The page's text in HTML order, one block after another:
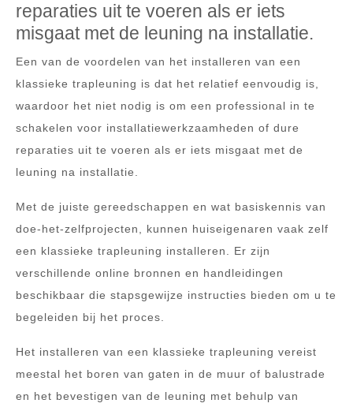
reparaties uit te voeren als er iets
misgaat met de leuning na installatie.
Een van de voordelen van het installeren van een
klassieke trapleuning is dat het relatief eenvoudig is,
waardoor het niet nodig is om een professional in te
schakelen voor installatiewerkzaamheden of dure
reparaties uit te voeren als er iets misgaat met de
leuning na installatie.
Met de juiste gereedschappen en wat basiskennis van
doe-het-zelfprojecten, kunnen huiseigenaren vaak zelf
een klassieke trapleuning installeren. Er zijn
verschillende online bronnen en handleidingen
beschikbaar die stapsgewijze instructies bieden om u te
begeleiden bij het proces.
Het installeren van een klassieke trapleuning vereist
meestal het boren van gaten in de muur of balustrade
en het bevestigen van de leuning met behulp van